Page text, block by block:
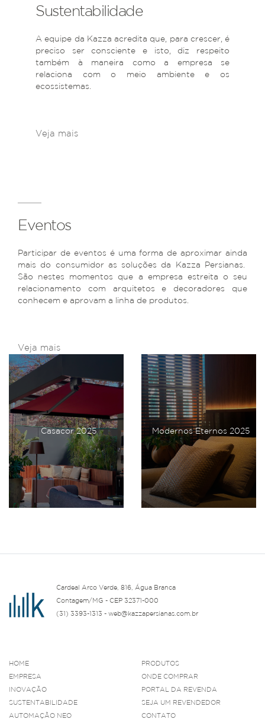
Sustentabilidade
A equipe da Kazza acredita que, para crescer, é
preciso ser consciente e isto, diz respeito
também à maneira como a empresa se
relaciona com o meio ambiente e os
ecossistemas.
Veja mais
Eventos
Participar de eventos é uma forma de aproximar ainda
mais do consumidor as soluções da Kazza Persianas.
São nestes momentos que a empresa estreita o seu
relacionamento com arquitetos e decoradores que
conhecem e aprovam a linha de produtos.
Veja mais
Casacor 2025 Modernos Eternos 2025
Cardeal Arco Verde, 816, Água Branca
Contagem/MG - CEP 32371-000
(31) 3393-1313 - web@kazzapersianas.com.br
HOME
EMPRESA
INOVAÇÃO
SUSTENTABILIDADE
AUTOMAÇÃO NEO
PRODUTOS
ONDE COMPRAR
PORTAL DA REVENDA
SEJA UM REVENDEDOR
CONTATO